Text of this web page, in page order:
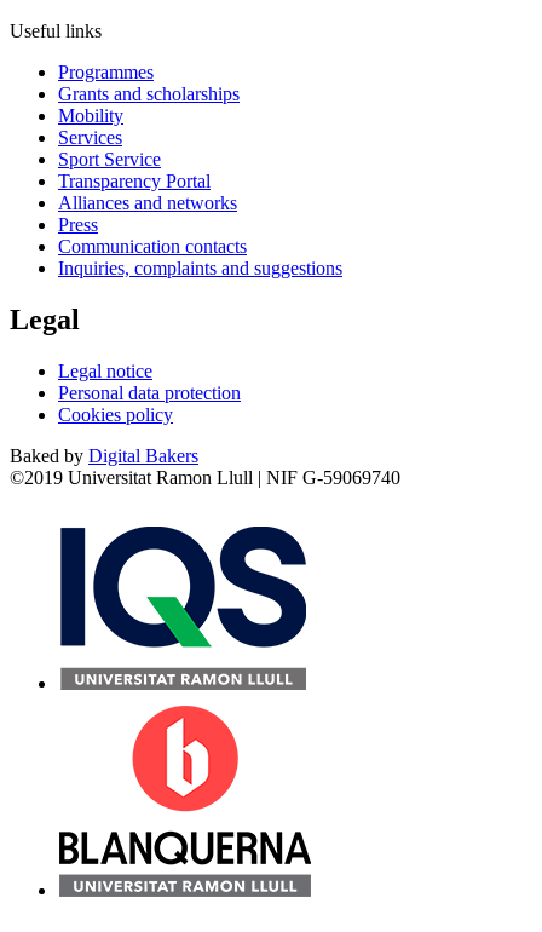
Useful links
Programmes
Grants and scholarships
Mobility
Services
Sport Service
Transparency Portal
Alliances and networks
Press
Communication contacts
Inquiries, complaints and suggestions
Legal
Legal notice
Personal data protection
Cookies policy
Baked by Digital Bakers
©2019 Universitat Ramon Llull | NIF G-59069740